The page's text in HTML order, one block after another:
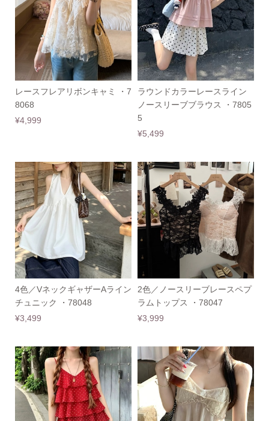
レースフレアリボンキャミ ・7
8068
¥4,999
ラウンドカラーレースライン
ノースリーブブラウス ・7805
5
¥5,499
4色／VネックギャザーAライン
チュニック ・78048
¥3,499
2色／ノースリーブレースペプ
ラムトップス ・78047
¥3,999